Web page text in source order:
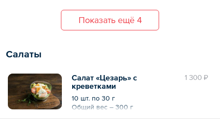
— Ролл с авокадо и овощами песто — 10
шт.;
Показать ещё 4
Салаты
1 300 ₽
Салат «Цезарь» с
креветками
10 шт. по 30 г
Общий вес – 300 г